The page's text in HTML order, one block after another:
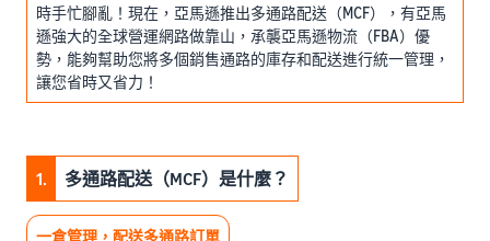
時手忙腳亂！現在，亞馬遜推出多通路配送（MCF），有亞馬
遜強大的全球營運網路做靠山，承襲亞馬遜物流（FBA）優
勢，能夠幫助您將多個銷售通路的庫存和配送進行統一管理，
讓您省時又省力！
1. 多通路配送（MCF）是什麼？
一倉管理，配送多通路訂單